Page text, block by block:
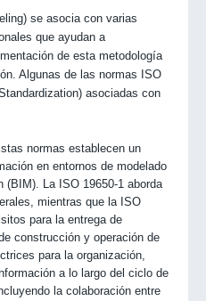
se asocia con varias
que ayudan a
de esta metodología
Algunas de las normas ISO
asociadas con
normas establecen un
en entornos de modelado
(BIM). La ISO 19650-1 aborda
mientras que la ISO
para la entrega de
construcción y operación de
para la organización,
a lo largo del ciclo de
la colaboración entre